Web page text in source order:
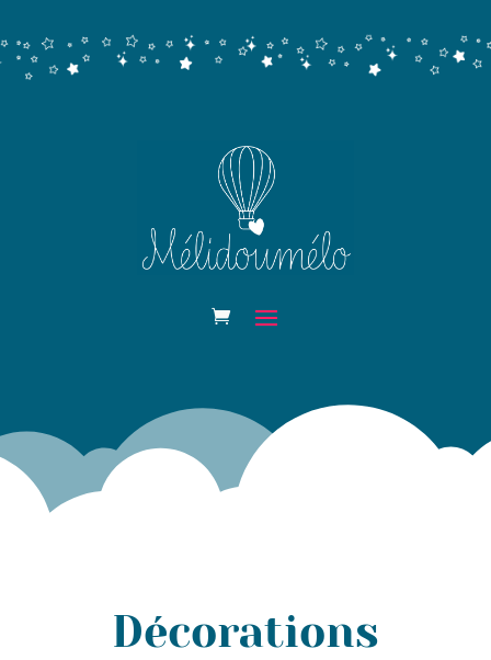
Décorations